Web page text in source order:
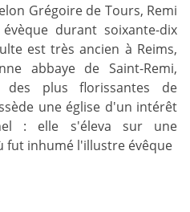
Grégoire de Tours, Remi
durant soixante-dix
est très ancien à Reims,
abbaye de Saint-Remi,
des plus florissantes de
une église d'un intérêt
: elle s'éleva sur une
fut inhumé l'illustre évêque